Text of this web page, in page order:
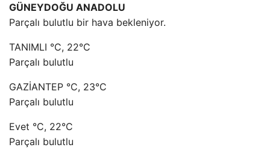
GÜNEYDOĞU ANADOLU
Parçalı bulutlu bir hava bekleniyor.
TANIMLI °C, 22°C
Parçalı bulutlu
GAZİANTEP °C, 23°C
Parçalı bulutlu
Evet °C, 22°C
Parçalı bulutlu